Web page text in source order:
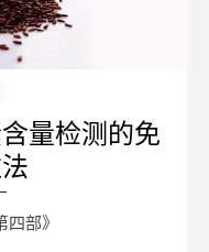
量检测的免
部》